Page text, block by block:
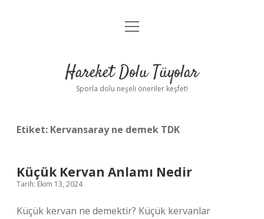
Anasayfa
Yasal Uyarı
menüyü
Hareket Dolu Tüyolar
Sporla dolu neşeli öneriler keşfet!
Etiket: Kervansaray ne demek TDK
Küçük Kervan Anlamı Nedir
Tarih: Ekim 13, 2024
Küçük kervan ne demektir? Küçük kervanlar